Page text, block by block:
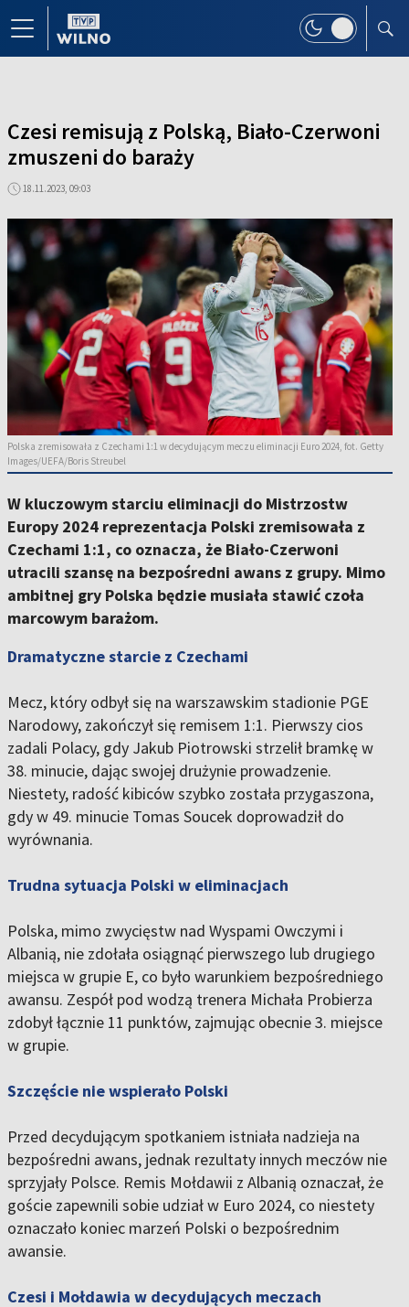
Czesi remisują z Polską, Biało-Czerwoni
zmuszeni do baraży
18.11.2023, 09:03
Polska zremisowała z Czechami 1:1 w decydującym meczu eliminacji Euro 2024, fot. Getty
Images/UEFA/Boris Streubel
W kluczowym starciu eliminacji do Mistrzostw
Europy 2024 reprezentacja Polski zremisowała z
Czechami 1:1, co oznacza, że Biało-Czerwoni
utracili szansę na bezpośredni awans z grupy. Mimo
ambitnej gry Polska będzie musiała stawić czoła
marcowym barażom.
Dramatyczne starcie z Czechami
Mecz, który odbył się na warszawskim stadionie PGE
Narodowy, zakończył się remisem 1:1. Pierwszy cios
zadali Polacy, gdy Jakub Piotrowski strzelił bramkę w
38. minucie, dając swojej drużynie prowadzenie.
Niestety, radość kibiców szybko została przygaszona,
gdy w 49. minucie Tomas Soucek doprowadził do
wyrównania.
Trudna sytuacja Polski w eliminacjach
Polska, mimo zwycięstw nad Wyspami Owczymi i
Albanią, nie zdołała osiągnąć pierwszego lub drugiego
miejsca w grupie E, co było warunkiem bezpośredniego
awansu. Zespół pod wodzą trenera Michała Probierza
zdobył łącznie 11 punktów, zajmując obecnie 3. miejsce
w grupie.
Szczęście nie wspierało Polski
Przed decydującym spotkaniem istniała nadzieja na
bezpośredni awans, jednak rezultaty innych meczów nie
sprzyjały Polsce. Remis Mołdawii z Albanią oznaczał, że
goście zapewnili sobie udział w Euro 2024, co niestety
oznaczało koniec marzeń Polski o bezpośrednim
awansie.
Czesi i Mołdawia w decydujących meczach